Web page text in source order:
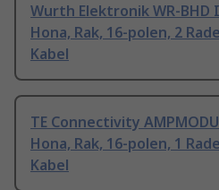
Wurth Elektronik WR-
Hona, Rak, 16-polen, 2
Kabel
TE Connectivity
Hona, Rak, 16-polen, 1
Kabel